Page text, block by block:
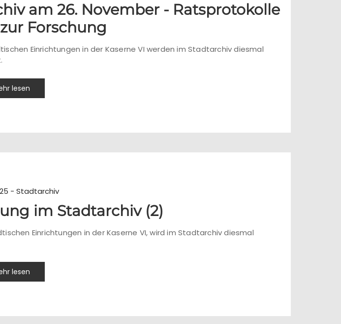
am 26. November - Ratsprotokolle
Forschung
Einrichtungen in der Kaserne VI werden im Stadtarchiv diesmal
lesen
- Stadtarchiv
im Stadtarchiv (2)
Einrichtungen in der Kaserne VI, wird im Stadtarchiv diesmal
lesen